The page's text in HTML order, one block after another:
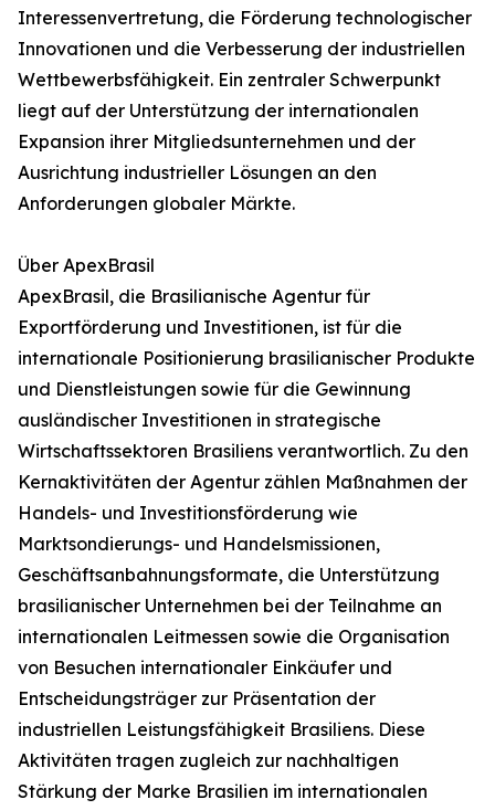
Interessenvertretung, die Förderung technologischer
Innovationen und die Verbesserung der industriellen
Wettbewerbsfähigkeit. Ein zentraler Schwerpunkt
liegt auf der Unterstützung der internationalen
Expansion ihrer Mitgliedsunternehmen und der
Ausrichtung industrieller Lösungen an den
Anforderungen globaler Märkte.
Über ApexBrasil
ApexBrasil, die Brasilianische Agentur für
Exportförderung und Investitionen, ist für die
internationale Positionierung brasilianischer Produkte
und Dienstleistungen sowie für die Gewinnung
ausländischer Investitionen in strategische
Wirtschaftssektoren Brasiliens verantwortlich. Zu den
Kernaktivitäten der Agentur zählen Maßnahmen der
Handels- und Investitionsförderung wie
Marktsondierungs- und Handelsmissionen,
Geschäftsanbahnungsformate, die Unterstützung
brasilianischer Unternehmen bei der Teilnahme an
internationalen Leitmessen sowie die Organisation
von Besuchen internationaler Einkäufer und
Entscheidungsträger zur Präsentation der
industriellen Leistungsfähigkeit Brasiliens. Diese
Aktivitäten tragen zugleich zur nachhaltigen
Stärkung der Marke Brasilien im internationalen